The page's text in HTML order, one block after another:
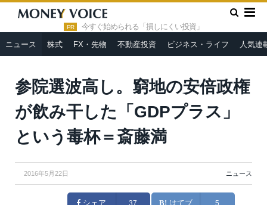
PR 今すぐ始められる「損しにくい投資」
ニュース 株式 FX・先物 不動産投資 ビジネス・ライフ 人気連
HOME » ニュース »
参院選波高し。窮地の安倍政権が飲み干し
た「GDPプラス」という毒杯＝斎藤満
From首相官邸ホームページ
参院選波高し。窮地の安倍政権
が飲み干した「GDPプラス」
という毒杯＝斎藤満
2016年5月22日 ニュース